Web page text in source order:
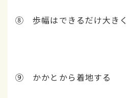
⑧ 歩幅はできるだけ大きく
➈ かかとから着地する